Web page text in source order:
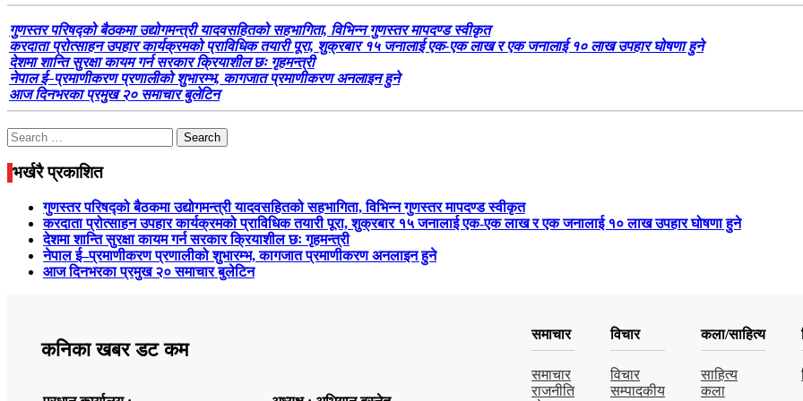
गुणस्तर परिषद्को बैठकमा उद्योगमन्त्री यादवसहितको सहभागिता, विभिन्न गुणस्तर मापदण्ड स्वीकृत
करदाता प्रोत्साहन उपहार कार्यक्रमको प्राविधिक तयारी पूरा, शुक्रबार १५ जनालाई एक-एक लाख र एक जनालाई १० लाख उपहार घोषणा हुने
देशमा शान्ति सुरक्षा कायम गर्न सरकार क्रियाशील छः गृहमन्त्री
नेपाल ई–प्रमाणीकरण प्रणालीको शुभारम्भ, कागजात प्रमाणीकरण अनलाइन हुने
आज दिनभरका प्रमुख २० समाचार बुलेटिन
Search
for:
भर्खरै प्रकाशित
गुणस्तर परिषद्को बैठकमा उद्योगमन्त्री यादवसहितको सहभागिता, विभिन्न गुणस्तर मापदण्ड स्वीकृत
करदाता प्रोत्साहन उपहार कार्यक्रमको प्राविधिक तयारी पूरा, शुक्रबार १५ जनालाई एक-एक लाख र एक जनालाई १० लाख उपहार घोषणा हुने
देशमा शान्ति सुरक्षा कायम गर्न सरकार क्रियाशील छः गृहमन्त्री
नेपाल ई–प्रमाणीकरण प्रणालीको शुभारम्भ, कागजात प्रमाणीकरण अनलाइन हुने
आज दिनभरका प्रमुख २० समाचार बुलेटिन
कनिका खबर डट कम
समाचार
समाचार
राजनीति
विचार
विचार
सम्पादकीय
कला/साहित्य
साहित्य
कला